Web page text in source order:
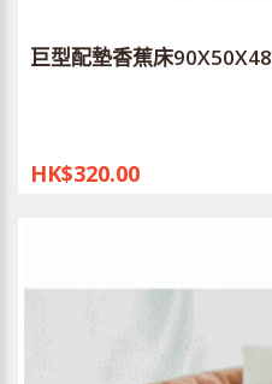
巨型配墊香蕉床
HK$320.00